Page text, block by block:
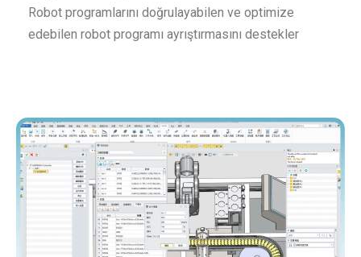
Robot programlarını doğrulayabilen ve optimize
edebilen robot programı ayrıştırmasını destekler